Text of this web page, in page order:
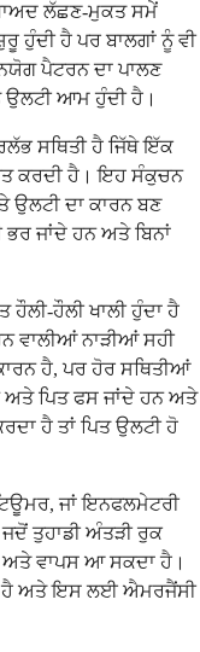
ਲੱਛਣ-ਮੁਕਤ ਸਮੇਂ
ਹੈ ਪਰ ਬਾਲਗਾਂ ਨੂੰ ਵੀ
ਪੈਟਰਨ ਦਾ ਪਾਲਣ
ਉਲਟੀ ਆਮ ਹੁੰਦੀ ਹੈ।
ਸਥਿਤੀ ਹੈ ਜਿੱਥੇ ਇੱਕ
ਕਰਦੀ ਹੈ। ਇਹ ਸੰਕੁਚਨ
ਉਲਟੀ ਦਾ ਕਾਰਨ ਬਣ
ਜਾਂਦੇ ਹਨ ਅਤੇ ਬਿਨਾਂ
ਹੌਲੀ ਖਾਲੀ ਹੁੰਦਾ ਹੈ
ਵਾਲੀਆਂ ਨਾੜੀਆਂ ਸਹੀ
ਹੈ, ਪਰ ਹੋਰ ਸਥਿਤੀਆਂ
ਪਿਤ ਫਸ ਜਾਂਦੇ ਹਨ ਅਤੇ
ਹੈ ਤਾਂ ਪਿਤ ਉਲਟੀ ਹੋ
ਜਾਂ ਇਨਫਲਮੇਟਰੀ
ਤੁਹਾਡੀ ਅੰਤੜੀ ਰੁਕ
ਅਤੇ ਵਾਪਸ ਆ ਸਕਦਾ ਹੈ।
ਹੈ ਅਤੇ ਇਸ ਲਈ ਐਮਰਜੈਂਸੀ